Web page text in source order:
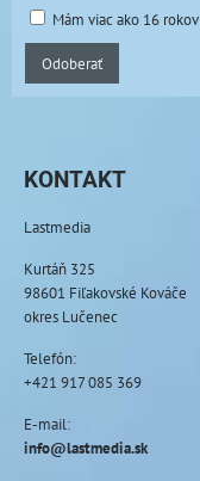
Mám viac ako 16 rokov
Odoberať
KONTAKT
Lastmedia
Kurtáň 325
98601 Fiľakovské Kováče
okres Lučenec
Telefón:
+421 917 085 369
E-mail:
info@lastmedia.sk